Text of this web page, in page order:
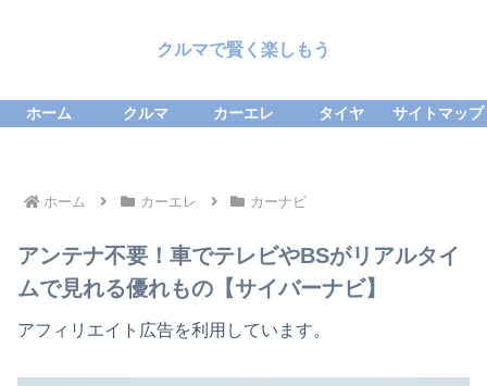
クルマで賢く楽しもう
ホーム クルマ カーエレ タイヤ サイトマップ
ホーム カーエレ カーナビ
アンテナ不要！車でテレビやBSがリアルタイ
ムで見れる優れもの【サイバーナビ】
アフィリエイト広告を利用しています。